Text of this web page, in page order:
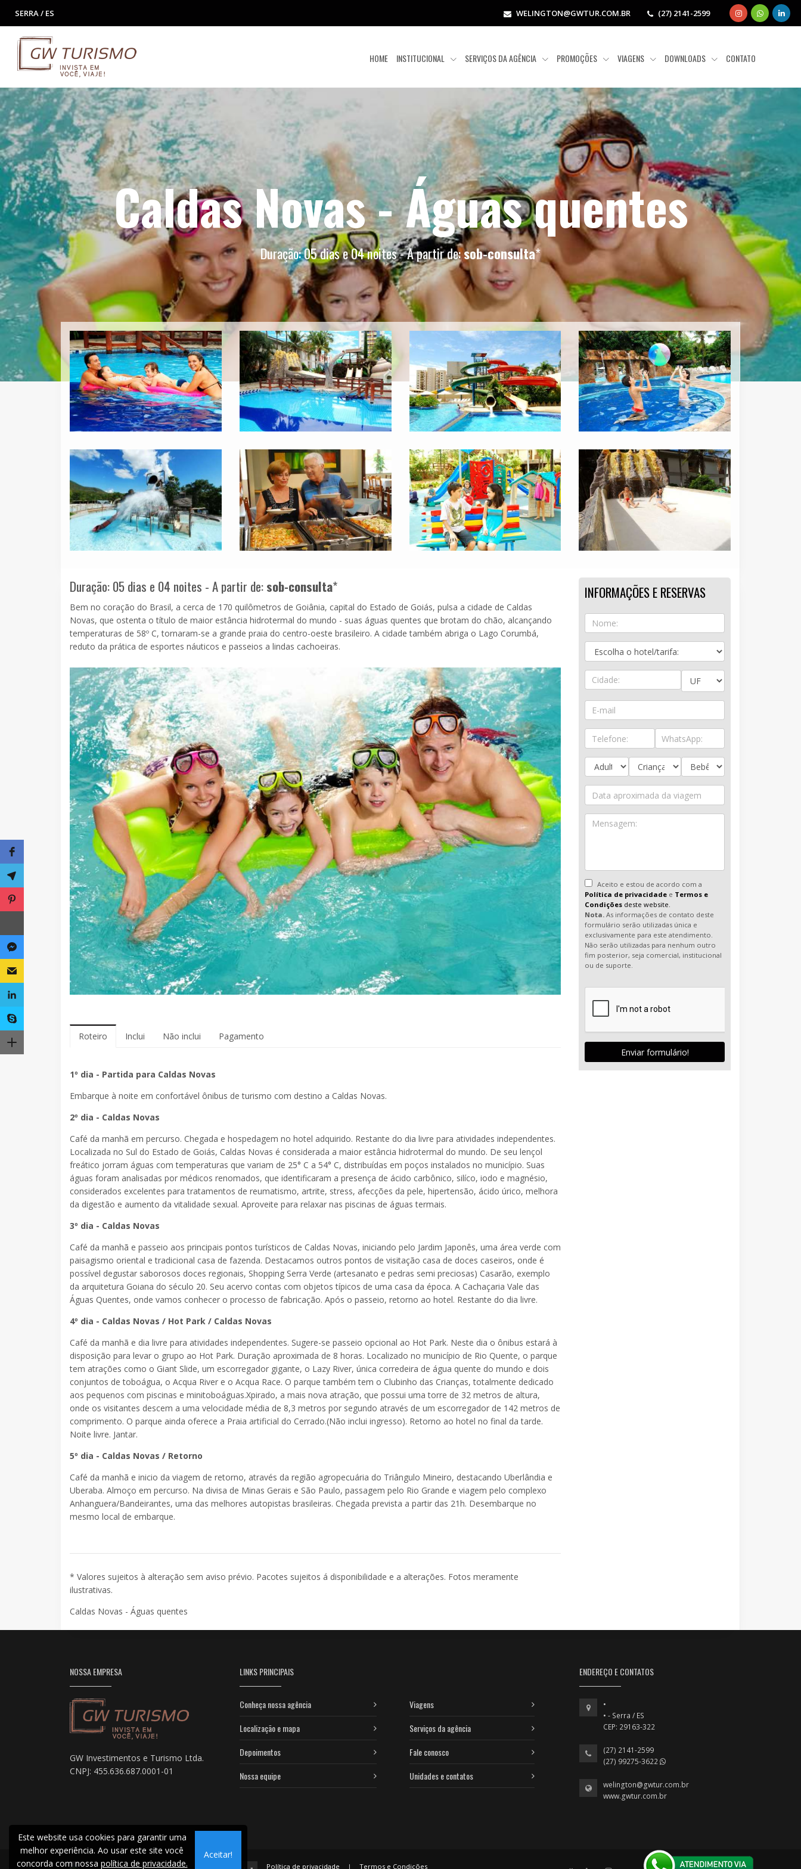
SERRA / ES WELINGTON@GWTUR.COM.BR (27) 2141-2599
HOME INSTITUCIONAL SERVIÇOS DA AGÊNCIA PROMOÇÕES VIAGENS DOWNLOADS CONTATO
Caldas Novas - Águas quentes
Duração: 05 dias e 04 noites - A partir de:sob-consulta*
Duração: 05 dias e 04 noites - A partir de:sob-consulta*
Bem no coração do Brasil, a cerca de 170 quilômetros de Goiânia, capital do Estado de Goiás, pulsa a cidade de Caldas
Novas, que ostenta o título de maior estância hidrotermal do mundo - suas águas quentes que brotam do chão, alcançando
temperaturas de 58º C, tornaram-se a grande praia do centro-oeste brasileiro. A cidade também abriga o Lago Corumbá,
reduto da prática de esportes náuticos e passeios a lindas cachoeiras.
Roteiro Inclui Não inclui Pagamento
1º dia - Partida para Caldas Novas
Embarque à noite em confortável ônibus de turismo com destino a Caldas Novas.
2º dia - Caldas Novas
Café da manhã em percurso. Chegada e hospedagem no hotel adquirido. Restante do dia livre para atividades independentes.
Localizada no Sul do Estado de Goiás, Caldas Novas é considerada a maior estância hidrotermal do mundo. De seu lençol
freático jorram águas com temperaturas que variam de 25° C a 54° C, distribuídas em poços instalados no município. Suas
águas foram analisadas por médicos renomados, que identificaram a presença de ácido carbônico, silíco, iodo e magnésio,
considerados excelentes para tratamentos de reumatismo, artrite, stress, afecções da pele, hipertensão, ácido úrico, melhora
da digestão e aumento da vitalidade sexual. Aproveite para relaxar nas piscinas de águas termais.
3º dia - Caldas Novas
Café da manhã e passeio aos principais pontos turísticos de Caldas Novas, iniciando pelo Jardim Japonês, uma área verde com
paisagismo oriental e tradicional casa de fazenda. Destacamos outros pontos de visitação casa de doces caseiros, onde é
possível degustar saborosos doces regionais, Shopping Serra Verde (artesanato e pedras semi preciosas) Casarão, exemplo
da arquitetura Goiana do século 20. Seu acervo contas com objetos típicos de uma casa da época. A Cachaçaria Vale das
Águas Quentes, onde vamos conhecer o processo de fabricação. Após o passeio, retorno ao hotel. Restante do dia livre.
4º dia - Caldas Novas / Hot Park / Caldas Novas
Café da manhã e dia livre para atividades independentes. Sugere-se passeio opcional ao Hot Park. Neste dia o ônibus estará à
disposição para levar o grupo ao Hot Park. Duração aproximada de 8 horas. Localizado no município de Rio Quente, o parque
tem atrações como o Giant Slide, um escorregador gigante, o Lazy River, única corredeira de água quente do mundo e dois
conjuntos de toboágua, o Acqua River e o Acqua Race. O parque também tem o Clubinho das Crianças, totalmente dedicado
aos pequenos com piscinas e minitoboáguas.Xpirado, a mais nova atração, que possui uma torre de 32 metros de altura,
onde os visitantes descem a uma velocidade média de 8,3 metros por segundo através de um escorregador de 142 metros de
comprimento. O parque ainda oferece a Praia artificial do Cerrado.(Não inclui ingresso). Retorno ao hotel no final da tarde.
Noite livre. Jantar.
5º dia - Caldas Novas / Retorno
Café da manhã e inicio da viagem de retorno, através da região agropecuária do Triângulo Mineiro, destacando Uberlândia e
Uberaba. Almoço em percurso. Na divisa de Minas Gerais e São Paulo, passagem pelo Rio Grande e viagem pelo complexo
Anhanguera/Bandeirantes, uma das melhores autopistas brasileiras. Chegada prevista a partir das 21h. Desembarque no
mesmo local de embarque.
* Valores sujeitos à alteração sem aviso prévio. Pacotes sujeitos á disponibilidade e a alterações. Fotos meramente
ilustrativas.
Caldas Novas - Águas quentes
INFORMAÇÕES E RESERVAS
Aceito e estou de acordo com a
Política de privacidade e Termos e
Condições deste website.
Nota. As informações de contato deste
formulário serão utilizadas única e
exclusivamente para este atendimento.
Não serão utilizadas para nenhum outro
fim posterior, seja comercial, institucional
ou de suporte.
Enviar formulário!
NOSSA EMPRESA
GW Investimentos e Turismo Ltda.
CNPJ: 455.636.687.0001-01
LINKS PRINCIPAIS
Conheça nossa agência
Localização e mapa
Depoimentos
Nossa equipe
Viagens
Serviços da agência
Fale conosco
Unidades e contatos
ENDEREÇO E CONTATOS
•
• - Serra / ES
CEP: 29163-322
(27) 2141-2599
(27) 99275-3622
welington@gwtur.com.br
www.gwtur.com.br
Política de privacidade | Termos e Condições
Este website usa cookies para garantir uma
melhor experiência. Ao usar este site você
concorda com nossa política de privacidade.
Aceitar!